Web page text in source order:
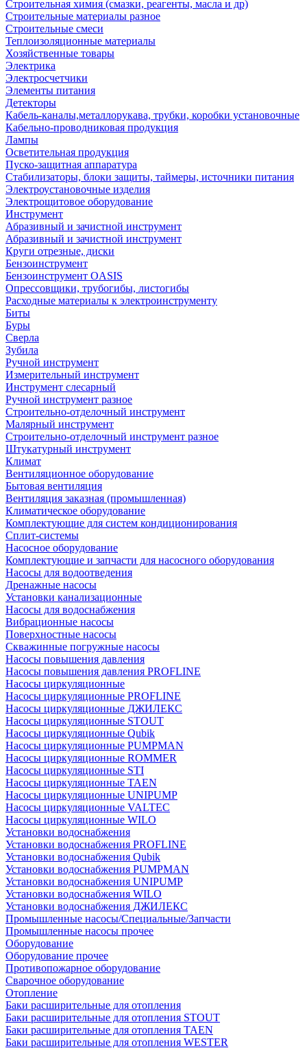
Строительная химия (смазки, реагенты, масла и др)
Строительные материалы разное
Строительные смеси
Теплоизоляционные материалы
Хозяйственные товары
Электрика
Электросчетчики
Элементы питания
Детекторы
Кабель-каналы,металлорукава, трубки, коробки установочные
Кабельно-проводниковая продукция
Лампы
Осветительная продукция
Пуско-защитная аппаратура
Стабилизаторы, блоки защиты, таймеры, источники питания
Электроустановочные изделия
Электрощитовое оборудование
Инструмент
Абразивный и зачистной инструмент
Абразивный и зачистной инструмент
Круги отрезные, диски
Бензоинструмент
Бензоинструмент OASIS
Опрессовщики, трубогибы, листогибы
Расходные материалы к электроинструменту
Биты
Буры
Сверла
Зубила
Ручной инструмент
Измерительный инструмент
Инструмент слесарный
Ручной инструмент разное
Строительно-отделочный инструмент
Малярный инструмент
Строительно-отделочный инструмент разное
Штукатурный инструмент
Климат
Вентиляционное оборудование
Бытовая вентиляция
Вентиляция заказная (промышленная)
Климатическое оборудование
Комплектующие для систем кондиционирования
Сплит-системы
Насосное оборудование
Комплектующие и запчасти для насосного оборудования
Насосы для водоотведения
Дренажные насосы
Установки канализационные
Насосы для водоснабжения
Вибрационные насосы
Поверхностные насосы
Скважинные погружные насосы
Насосы повышения давления
Насосы повышения давления PROFLINE
Насосы циркуляционные
Насосы циркуляционные PROFLINE
Насосы циркуляционные ДЖИЛЕКС
Насосы циркуляционные STOUT
Насосы циркуляционные Qubik
Насосы циркуляционные PUMPMAN
Насосы циркуляционные ROMMER
Насосы циркуляционные STI
Насосы циркуляционные TAEN
Насосы циркуляционные UNIPUMP
Насосы циркуляционные VALTEC
Насосы циркуляционные WILO
Установки водоснабжения
Установки водоснабжения PROFLINE
Установки водоснабжения Qubik
Установки водоснабжения PUMPMAN
Установки водоснабжения UNIPUMP
Установки водоснабжения WILO
Установки водоснабжения ДЖИЛЕКС
Промышленные насосы/Специальные/Запчасти
Промышленные насосы прочее
Оборудование
Оборудование прочее
Противопожарное оборудование
Сварочное оборудование
Отопление
Баки расширительные для отопления
Баки расширительные для отопления STOUT
Баки расширительные для отопления TAEN
Баки расширительные для отопления WESTER